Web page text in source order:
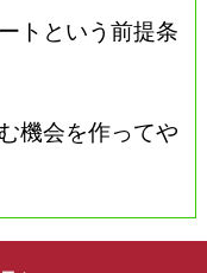
トという前提条
機会を作ってや